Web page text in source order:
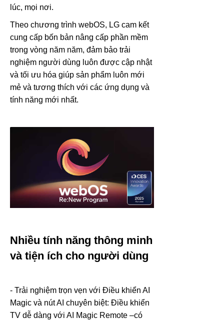
lúc, mọi nơi.
Theo chương trình webOS, LG cam kết
cung cấp bốn bản nâng cấp phần mềm
trong vòng năm năm, đảm bảo trải
nghiệm người dùng luôn được cập nhật
và tối ưu hóa giúp sản phẩm luôn mới
mẻ và tương thích với các ứng dụng và
tính năng mới nhất.
Nhiều tính năng thông minh
và tiện ích cho người dùng
- Trải nghiệm trọn vẹn với Điều khiển AI
Magic và nút AI chuyên biệt: Điều khiển
TV dễ dàng với AI Magic Remote –có